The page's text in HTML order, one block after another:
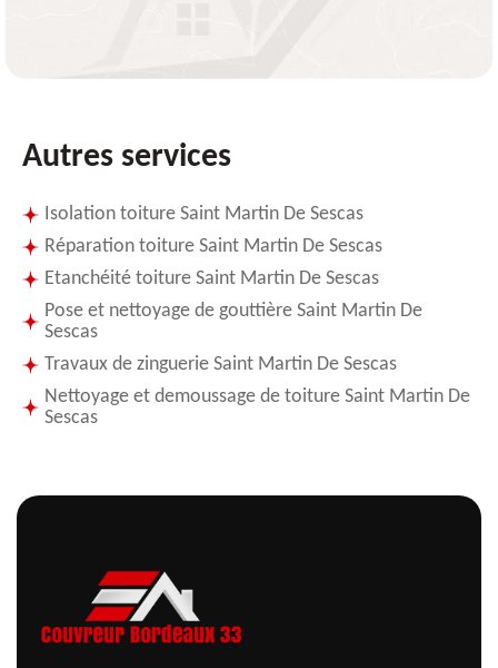
Autres services
Isolation toiture Saint Martin De Sescas
Réparation toiture Saint Martin De Sescas
Etanchéité toiture Saint Martin De Sescas
Pose et nettoyage de gouttière Saint Martin De
Sescas
Travaux de zinguerie Saint Martin De Sescas
Nettoyage et demoussage de toiture Saint Martin De
Sescas